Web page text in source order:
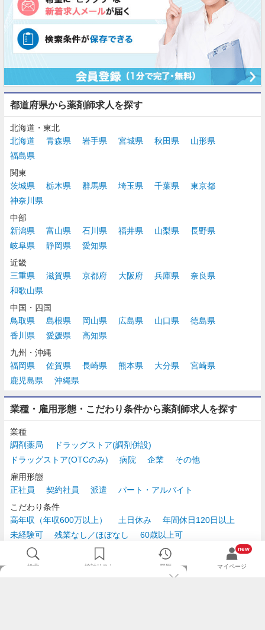
都道府県から薬剤師求人を探す
北海道・東北
北海道
青森県 岩手県 宮城県 秋田県
山形県
福島県
関東
茨城県
栃木県 群馬県 埼玉県 千葉県
東京都
神奈川県
中部
新潟県
富山県 石川県 福井県 山梨県
長野県
岐阜県
静岡県
愛知県
近畿
三重県
滋賀県 京都府 大阪府 兵庫県
奈良県
和歌山県
中国・四国
鳥取県
島根県 岡山県 広島県 山口県
徳島県
香川県
愛媛県
高知県
九州・沖縄
福岡県
佐賀県 長崎県 熊本県 大分県
宮崎県
鹿児島県
沖縄県
業種・雇用形態・こだわり条件から薬剤師求人を探す
業種
調剤薬局
ドラッグストア(調剤併設)
ドラッグストア(OTCのみ)
病院 企業
その他
雇用形態
正社員
契約社員 派遣
パート・アルバイト
こだわり条件
高年収（年収600万以上）
土日休み
年間休日120日以上
未経験可
残業なし／ほぼなし
60歳以上可
時給2,500円以上
検索 検討リスト 履歴
new
マイページ